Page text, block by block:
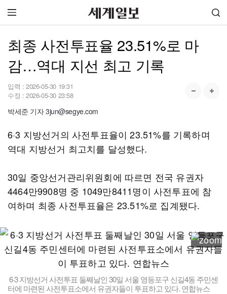
최종 사전투표율 23.51%로 마
감…역대 지선 최고 기록
입력 : 2026-05-30 19:31
수정 : 2026-05-30 23:58
박세준 기자 3jun@segye.com
6·3 지방선거의 사전투표율이 23.51%를 기록하며
역대 지방선거 최고치를 달성했다.
30일 중앙선거관리위원회에 따르면 전국 유권자
4464만9908명 중 1049만8411명이 사전투표에 참
여하며 최종 사전투표율은 23.51%로 집계됐다.
6·3 지방선거 사전투표 둘째날인 30일 서울 영등포구 신길4동 주민센
터에 마련된 사전투표소에서 유권자들이 투표하고 있다. 연합뉴스